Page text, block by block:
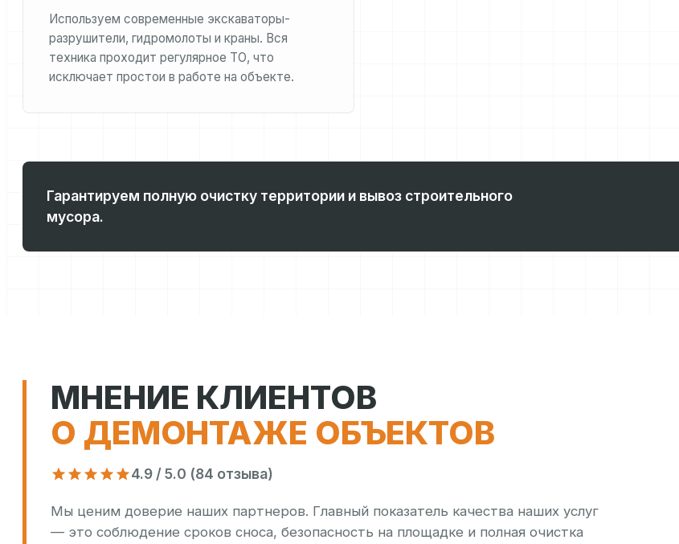
Используем современные экскаваторы-
разрушители, гидромолоты и краны. Вся
техника проходит регулярное ТО, что
исключает простои в работе на объекте.
Гарантируем полную очистку территории и вывоз строительного
мусора.
МНЕНИЕ КЛИЕНТОВ
О ДЕМОНТАЖЕ ОБЪЕКТОВ
4.9 / 5.0 (84 отзыва)
Мы ценим доверие наших партнеров. Главный показатель качества наших услуг
— это соблюдение сроков сноса, безопасность на площадке и полная очистка